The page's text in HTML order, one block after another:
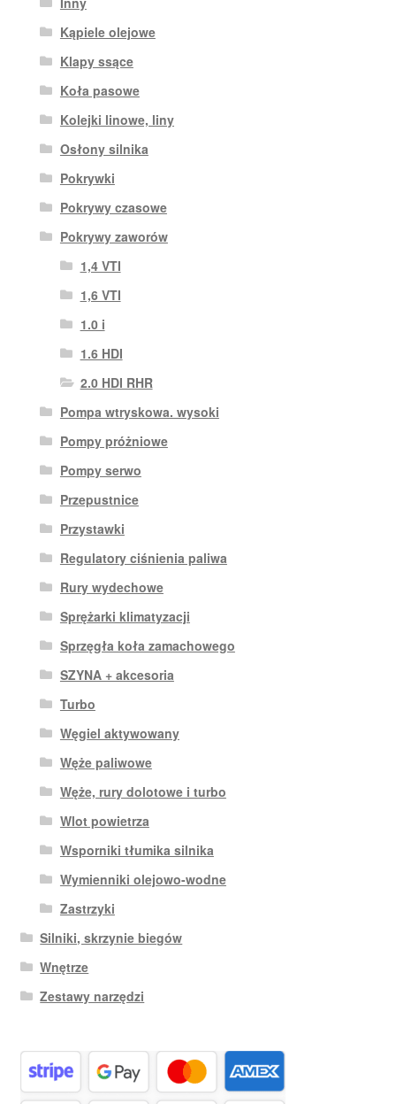
Kąpiele olejowe
Klapy ssące
Koła pasowe
Kolejki linowe, liny
Osłony silnika
Pokrywki
Pokrywy czasowe
Pokrywy zaworów
1,4 VTI
1,6 VTI
1.0 i
1.6 HDI
2.0 HDI RHR
Pompa wtryskowa. wysoki
Pompy próżniowe
Pompy serwo
Przepustnice
Przystawki
Regulatory ciśnienia paliwa
Rury wydechowe
Sprężarki klimatyzacji
Sprzęgła koła zamachowego
SZYNA + akcesoria
Turbo
Węgiel aktywowany
Węże paliwowe
Węże, rury dolotowe i turbo
Wlot powietrza
Wsporniki tłumika silnika
Wymienniki olejowo-wodne
Zastrzyki
Silniki, skrzynie biegów
Wnętrze
Zestawy narzędzi